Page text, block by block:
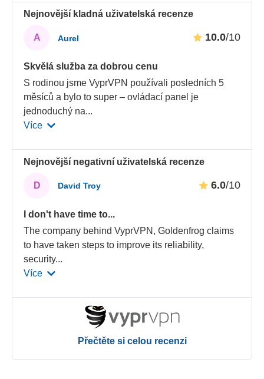
Nejnovější kladná uživatelská recenze
A Aurel 10.0/10
Skvělá služba za dobrou cenu
S rodinou jsme VyprVPN používali posledních 5
měsíců a bylo to super – ovládací panel je
jednoduchý na...
Více
Nejnovější negativní uživatelská recenze
D David Troy 6.0/10
I don't have time to...
The company behind VyprVPN, Goldenfrog claims
to have taken steps to improve its reliability,
security...
Více
Přečtěte si celou recenzi